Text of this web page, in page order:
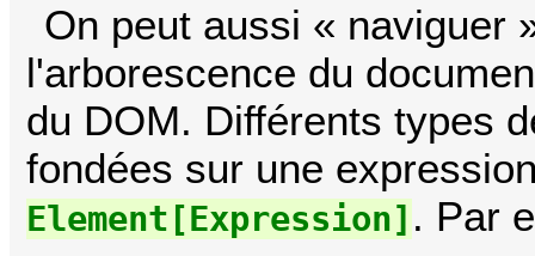
On peut aussi « naviguer
l'arborescence du
du DOM. Différents types
fondées sur une
Element[Expression] . Par